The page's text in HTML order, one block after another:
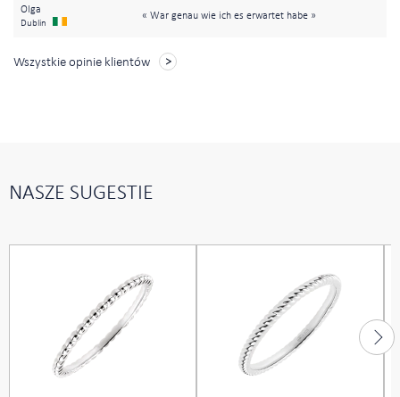
Olga
Dublin
« War genau wie ich es erwartet habe »
Wszystkie opinie klientów
NASZE SUGESTIE